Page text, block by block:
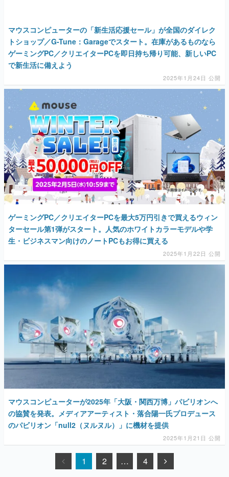
マウスコンピューターの「新生活応援セール」が全国のダイレク
トショップ／G-Tune：Garageでスタート。在庫があるものなら
ゲーミングPC／クリエイターPCを即日持ち帰り可能、新しいPC
で新生活に備えよう
2025年1月24日 公開
ゲーミングPC／クリエイターPCを最大5万円引きで買えるウィン
ターセール第1弾がスタート。人気のホワイトカラーモデルや学
生・ビジネスマン向けのノートPCもお得に買える
2025年1月22日 公開
マウスコンピューターが2025年「大阪・関西万博」パビリオンへ
の協賛を発表。メディアアーティスト・落合陽一氏プロデュース
のパビリオン「null2（ヌルヌル）」に機材を提供
2025年1月21日 公開
1 2 … 4